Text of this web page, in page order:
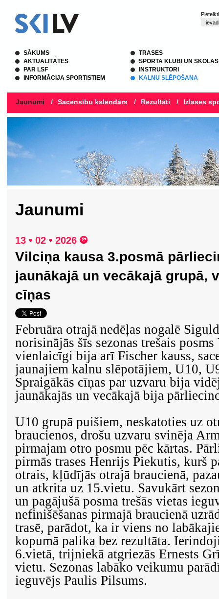
SĀKUMS
AKTUALITĀTES
PAR LSF
INFORMĀCIJA SPORTISTIEM
TRASES
SPORTA KLUBI UN SKOLAS
INSTRUKTORI
KALNU SLĒPOŠANA
Jaunumi / Sacensību kalendārs / Rezultāti / Izlases
Jaunumi
13 • 02 • 2026
Vilciņa kausa 3.posmā
jaunākajā un vecākajā grupā,
cīņas
Februāra otrajā nedēļas nogalē
norisinājās šīs sezonas trešais
vienlaicīgi bija arī Fischer kauss,
jaunajiem kalnu slēpotājiem, U10,
Spraigākās cīņas par uzvaru bija
jaunākajās un vecākajā bija
U10 grupā puišiem, neskatoties uz
braucienos, drošu uzvaru svinēja
pirmajam otro posmu pēc kārtas.
pirmās trases Henrijs Piekutis, kurš
otrais, kļūdījās otrajā braucienā,
un atkrita uz 15.vietu. Savukārt
un pagājušā posma trešās vietas
nefinišēšanas pirmajā braucienā
trasē, parādot, ka ir viens no
kopumā palika bez rezultāta.
6.vietā, trijniekā atgriezās Ernests
vietu. Sezonas labāko veikumu
ieguvējs Paulis Pilsums.